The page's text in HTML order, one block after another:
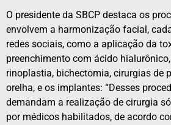
O presidente da SBCP destaca os
envolvem a harmonização facial,
redes sociais, como a aplicação da
preenchimento com ácido
rinoplastia, bichectomia, cirurgias de
orelha, e os implantes: “Desses
demandam a realização de cirurgia
por médicos habilitados, de acordo